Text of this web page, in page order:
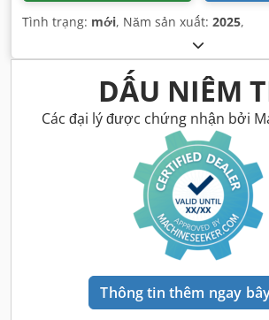
Tình trạng: mới, Năm sản xuất: 2025,
DẤU NIÊM
Các đại lý được chứng nhận bởi
Thông tin thêm ngay